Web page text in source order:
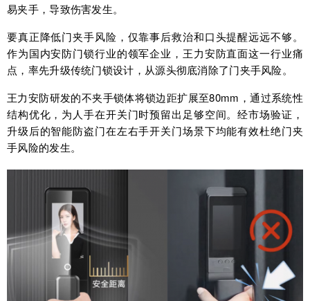
易夹手，导致伤害发生。
要真正降低门夹手风险，仅靠事后救治和口头提醒远远不够。
作为国内安防门锁行业的领军企业，王力安防直面这一行业痛
点，率先升级传统门锁设计，从源头彻底消除了门夹手风险。
王力安防研发的不夹手锁体将锁边距扩展至80mm，通过系统性
结构优化，为人手在开关门时预留出足够空间。经市场验证，
升级后的智能防盗门在左右手开关门场景下均能有效杜绝门夹
手风险的发生。